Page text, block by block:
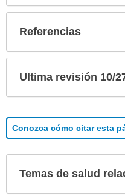
Referencias
Ultima revisión 10/
Conozca cómo citar esta
Temas de salud